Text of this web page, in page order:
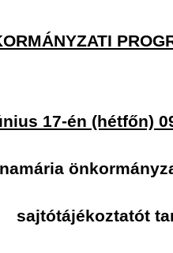
17-én (hétfőn)
sajtótájékoztatót